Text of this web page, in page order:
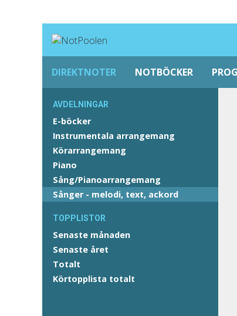
DIREKTNOTER NOTBÖCKER
AVDELNINGAR
E-böcker
Instrumentala arrangemang
Körarrangemang
Piano
Sång/Pianoarrangemang
Sånger - melodi, text, ackord
TOPPLISTOR
Senaste månaden
Senaste året
Totalt
Körtopplista totalt